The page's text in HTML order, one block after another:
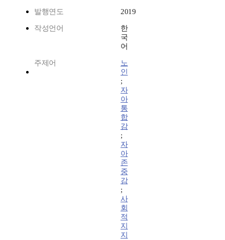
발행연도 2019
작성언어
한
국
어
주제어
노
인
;
자
아
통
합
감
;
자
아
존
중
감
;
사
회
적
지
지